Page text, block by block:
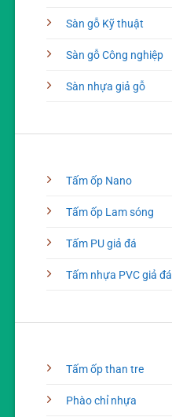
Sàn gỗ Kỹ thuật
Sàn gỗ Công nghiệp
Sàn nhựa giả gỗ
Tấm ốp Nano
Tấm ốp Lam sóng
Tấm PU giả đá
Tấm nhựa PVC giả đá
Tấm ốp than tre
Phào chỉ nhựa